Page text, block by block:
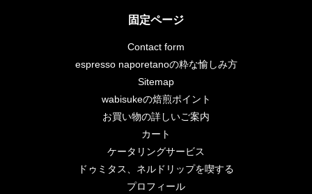
固定ページ
Contact form
espresso naporetanoの粋な愉しみ方
Sitemap
wabisukeの焙煎ポイント
お買い物の詳しいご案内
カート
ケータリングサービス
ドゥミタス、ネルドリップを喫する
プロフィール